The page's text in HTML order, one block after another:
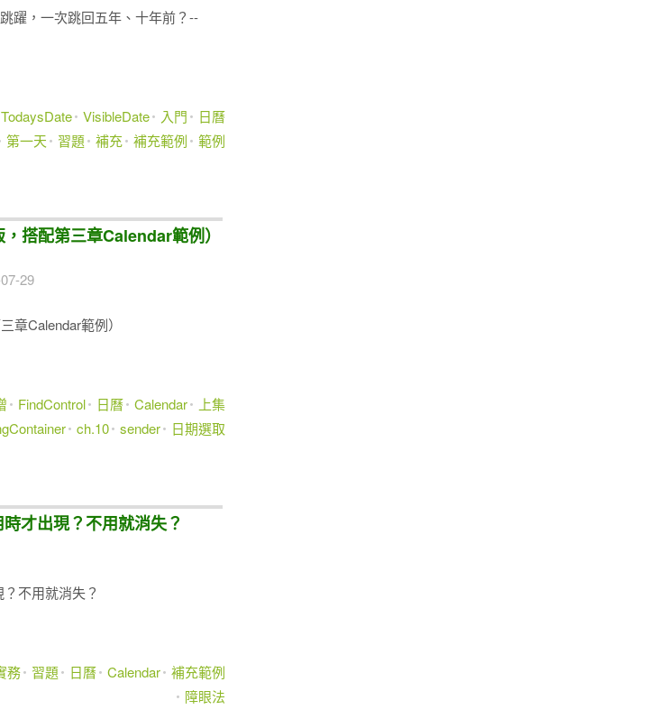
躍，一次跳回五年、十年前？--
TodaysDate VisibleDate 入門
日曆
第一天 習題 補充 補充範例 範例
搭配第三章Calendar範例）
29
章Calendar範例）
FindControl 日曆 Calendar
上集
ch.10 sender 日期選取
才出現？不用就消失？
不用就消失？
務 習題 日曆 Calendar 補充範例
障眼法